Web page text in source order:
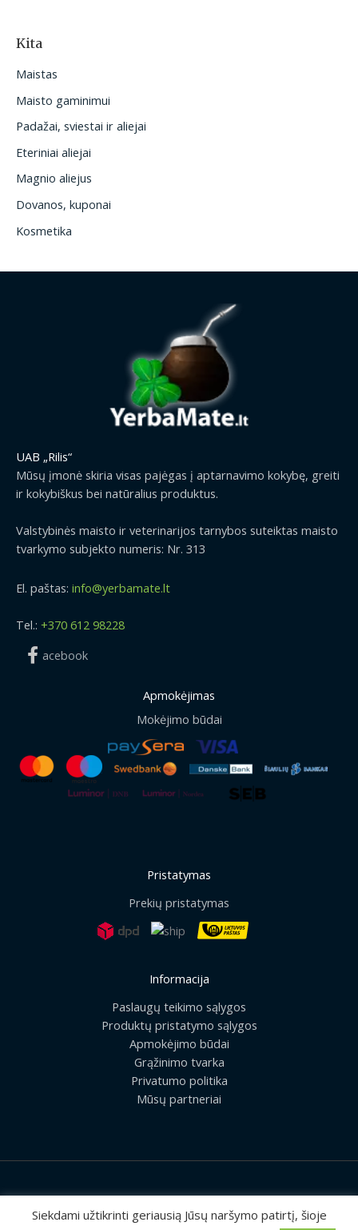
Kita
Maistas
Maisto gaminimui
Padažai, sviestai ir aliejai
Eteriniai aliejai
Magnio aliejus
Dovanos, kuponai
Kosmetika
UAB „Rilis“
Mūsų įmonė skiria visas pajėgas į aptarnavimo kokybę, greiti
ir kokybiškus bei natūralius produktus.
Valstybinės maisto ir veterinarijos tarnybos suteiktas maisto
tvarkymo subjekto numeris: Nr. 313
El. paštas: info@yerbamate.lt
Tel.: +370 612 98228
acebook
Apmokėjimas
Mokėjimo būdai
Pristatymas
Prekių pristatymas
Informacija
Paslaugų teikimo sąlygos
Produktų pristatymo sąlygos
Apmokėjimo būdai
Grąžinimo tvarka
Privatumo politika
Mūsų partneriai
2026 © Visos teisės saugomos | UAB „Rilis“
Siekdami užtikrinti geriausią Jūsų naršymo patirtį, šioje